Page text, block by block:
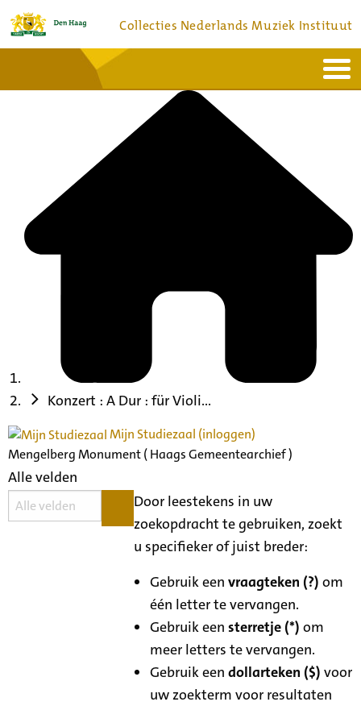
Collecties Nederlands Muziek Instituut
Bronnen en collecties
Konzert : A Dur : für Violi...
Mijn Studiezaal (inloggen)
Mengelberg Monument ( Haags Gemeentearchief )
Alle velden
Door leestekens in uw
zoekopdracht te gebruiken, zoekt
u specifieker of juist breder:
Gebruik eenvraagteken (?) om
één letter te vervangen.
Gebruik eensterretje (*) om
meer letters te vervangen.
Gebruik eendollarteken ($) voor
uw zoekterm voor resultaten